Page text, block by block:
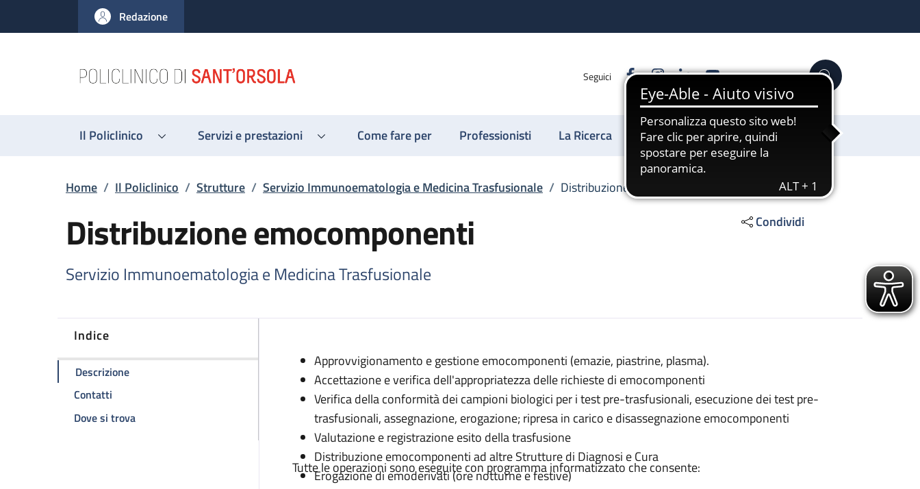
al contenuto principale
to footer content
Redazione
Seguici FacebookInstagram
LinkedinYouTube Cerca
Il Policlinico Servizi e prestazioni Come fare per Professionisti La Ricerca Sostienici
Briciole di pane
Home / Il Policlinico / Strutture / Servizio Immunoematologia e Medicina Trasfusionale / Distribuzione emocomponenti
Distribuzione emocomponenti
Servizio Immunoematologia e Medicina Trasfusionale
Condividi
Indice
Descrizionedella pagina Distribuzione emocomponenti
Contatti della pagina Distribuzione emocomponenti
Dove si trovadella pagina Distribuzione emocomponenti
Descrizione
Approvvigionamento e gestione emocomponenti (emazie, piastrine, plasma).
Accettazione e verifica dell'appropriatezza delle richieste di emocomponenti
Verifica della conformità dei campioni biologici per i test pre-trasfusionali, esecuzione dei test pre-
trasfusionali, assegnazione, erogazione; ripresa in carico e disassegnazione emocomponenti
Valutazione e registrazione esito della trasfusione
Distribuzione emocomponenti ad altre Strutture di Diagnosi e Cura
Erogazione di emoderivati (ore notturne e festive)
Tutte le operazioni sono eseguite con programma informatizzato che consente: